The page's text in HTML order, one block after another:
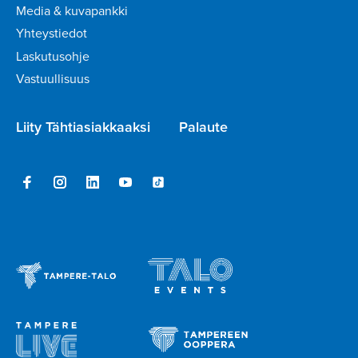
Media & kuvapankki
Yhteystiedot
Laskutusohje
Vastuullisuus
Liity Tähtiasiakkaaksi Palaute